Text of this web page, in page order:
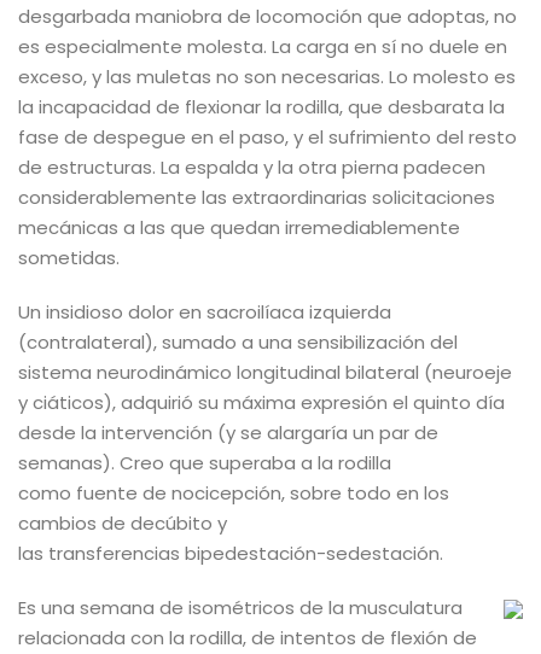
desgarbada maniobra de locomoción que adoptas, no
es especialmente molesta. La carga en sí no duele en
exceso, y las muletas no son necesarias. Lo molesto es
la incapacidad de flexionar la rodilla, que desbarata la
fase de despegue en el paso, y el sufrimiento del resto
de estructuras. La espalda y la otra pierna padecen
considerablemente las extraordinarias solicitaciones
mecánicas a las que quedan irremediablemente
sometidas.
Un insidioso dolor en sacroilíaca izquierda
(contralateral), sumado a una sensibilización del
sistema neurodinámico longitudinal bilateral (neuroeje
y ciáticos), adquirió su máxima expresión el quinto día
desde la intervención (y se alargaría un par de
semanas). Creo que superaba a la rodilla
como fuente de nocicepción, sobre todo en los
cambios de decúbito y
las transferencias bipedestación-sedestación.
Es una semana de isométricos de la musculatura
relacionada con la rodilla, de intentos de flexión de